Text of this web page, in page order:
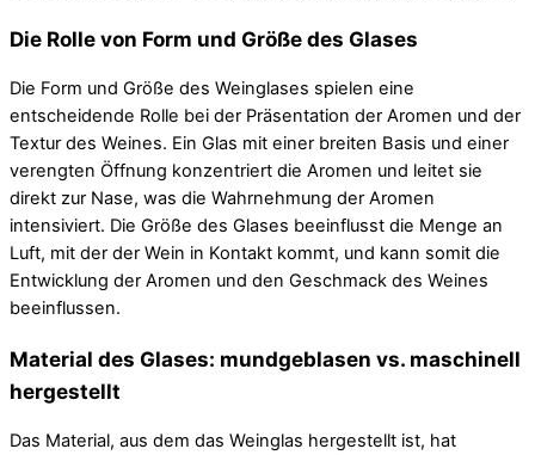
Die Rolle von Form und Größe des Glases
Die Form und Größe des Weinglases spielen eine
entscheidende Rolle bei der Präsentation der Aromen und der
Textur des Weines. Ein Glas mit einer breiten Basis und einer
verengten Öffnung konzentriert die Aromen und leitet sie
direkt zur Nase, was die Wahrnehmung der Aromen
intensiviert. Die Größe des Glases beeinflusst die Menge an
Luft, mit der der Wein in Kontakt kommt, und kann somit die
Entwicklung der Aromen und den Geschmack des Weines
beeinflussen.
Material des Glases: mundgeblasen vs. maschinell
hergestellt
Das Material, aus dem das Weinglas hergestellt ist, hat